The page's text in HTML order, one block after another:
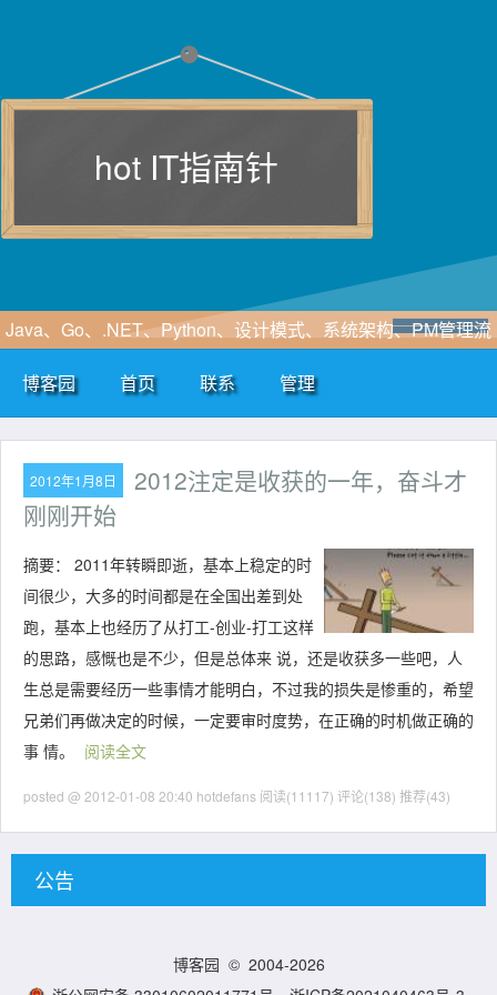
hot IT指南针
Java、Go、.NET、Python、设计模式、系统架构、PM管理流
WF、SAAS、EIP、ERP、HIS、B2B、B2C、CRM、OA等行
业咨询及解决方案
博客园 首页 联系 管理
2012年1月8日
2012注定是收获的一年，奋斗才
刚刚开始
摘要： 2011年转瞬即逝，基本上稳定的时
间很少，大多的时间都是在全国出差到处
跑，基本上也经历了从打工-创业-打工这样
的思路，感慨也是不少，但是总体来 说，还是收获多一些吧，人
生总是需要经历一些事情才能明白，不过我的损失是惨重的，希望
兄弟们再做决定的时候，一定要审时度势，在正确的时机做正确的
事 情。
阅读全文
posted @ 2012-01-08 20:40 hotdefans 阅读(11117) 评论(138) 推荐(43)
公告
博客园 © 2004-2026